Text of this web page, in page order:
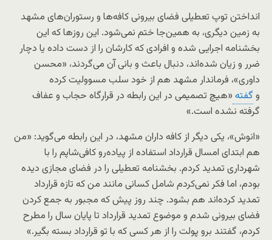
انداختن توپ تعطیلی فضای بیرونی کافه‌ها و رستوران‌های مشهد
به زمین دیگری، به همین‌جا ختم نمی‌شود. این روزها که این
بخشنامه اجرایی شده و افرادی که کارشان را از دست داده یا دچار
ضرر و زیان شده‌اند، دنبال باعث و بانی آن می‌گردند، «محسن
داوری»، فرماندار مشهد هم از خود سلب مسوولیت کرده
و گفته «هیچ تصمیمی در این رابطه در قرارگاه حجاب و عفاف
گرفته نشده است.»
«انوش»، یکی دیگر از کافه داران مشهد، در این رابطه می‌گوید: «من
هم ابتدای امسال قرارداد استفاده از پیاده‌رو کافی‌شاپم را با
شهرداری تمدید کردم. بخشنامه تعطیلی را در فضای مجازی دیده
بودم، اما فکر نمی‌کردم شامل کسانی مانند من که تازه قرارداد
تمدید کرده‌اند هم بشود. چند روز پیش که مجبور به جمع کردن
فضای بیرونی شدم و موضوع تمدید قرارداد تا پایان سال را مطرح
کردم، گفتند برو پولت را از هر کسی که با تو قرارداد بسته بگیر.»